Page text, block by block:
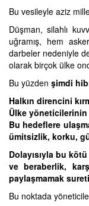
Bu vesileyle aziz
Düşman, silahlı
uğramış, hem
darbeler nedeniyle
olarak birçok ülke
Bu yüzden şimdi
Halkın direncini
Ülke yöneticilerinin
Bu hedeflere
ümitsizlik, korku,
Dolayısıyla bu
ve beraberlik,
paylaşmamak
Bu noktada